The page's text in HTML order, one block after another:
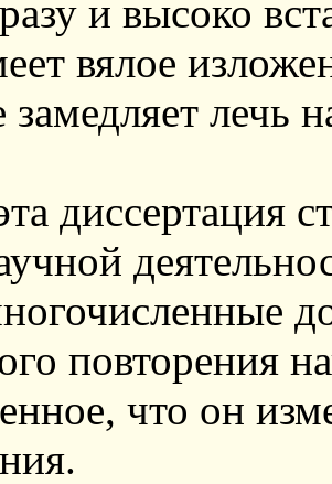
и высоко
вялое
замедляет лечь
диссертация
повторения
что он